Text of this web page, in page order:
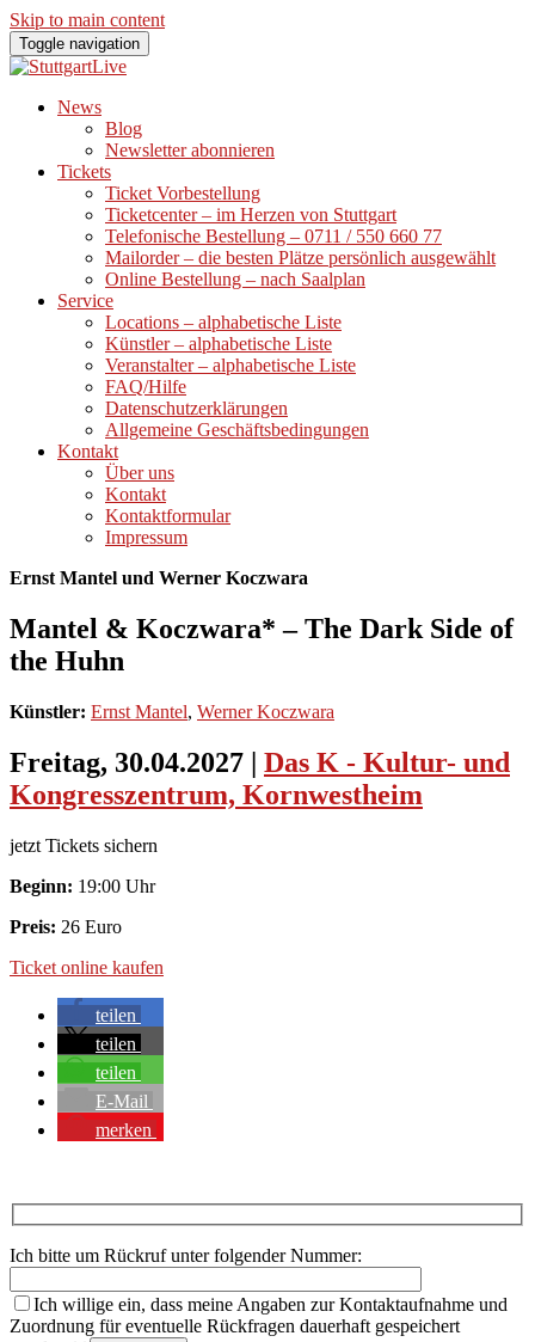
Skip to main content
Toggle navigation
News
Blog
Newsletter abonnieren
Tickets
Ticket Vorbestellung
Ticketcenter – im Herzen von Stuttgart
Telefonische Bestellung – 0711 / 550 660 77
Mailorder – die besten Plätze persönlich ausgewählt
Online Bestellung – nach Saalplan
Service
Locations – alphabetische Liste
Künstler – alphabetische Liste
Veranstalter – alphabetische Liste
FAQ/Hilfe
Datenschutzerklärungen
Allgemeine Geschäftsbedingungen
Kontakt
Über uns
Kontakt
Kontaktformular
Impressum
Ernst Mantel und Werner Koczwara
Mantel & Koczwara* – The Dark Side of
the Huhn
Künstler: Ernst Mantel, Werner Koczwara
Freitag, 30.04.2027 | Das K - Kultur- und
Kongresszentrum, Kornwestheim
jetzt Tickets sichern
Beginn: 19:00 Uhr
Preis: 26 Euro
Ticket online kaufen
teilen
teilen
teilen
E-Mail
merken
Ich bitte um Rückruf unter folgender Nummer:
Ich willige ein, dass meine Angaben zur Kontaktaufnahme und
Zuordnung für eventuelle Rückfragen dauerhaft gespeichert